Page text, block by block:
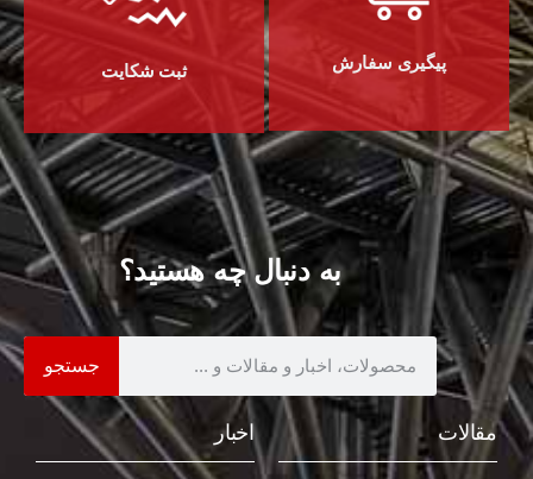
پیگیری سفارش ثبت شکایت
به دنبال چه هستید؟
جستجو
مقالات اخبار